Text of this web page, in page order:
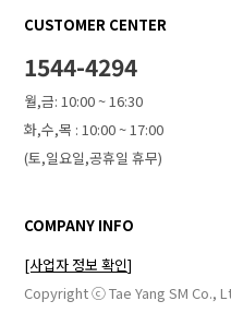
CUSTOMER CENTER
1544-4294
월,금: 10:00 ~ 16:30
화,수,목 : 10:00 ~ 17:00
(토,일요일,공휴일 휴무)
COMPANY INFO
[사업자 정보 확인]
Copyright ⓒ Tae Yang SM Co.,